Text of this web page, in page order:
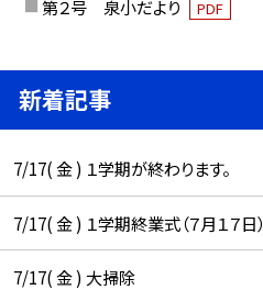
第２号 泉小だより PDF
新着記事
7/17( 金 ) １学期が終わります。
7/17( 金 ) １学期終業式（７月１７日）
7/17( 金 ) 大掃除